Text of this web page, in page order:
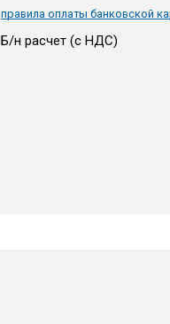
правила оплаты банковской
Б/н расчет (c НДС)